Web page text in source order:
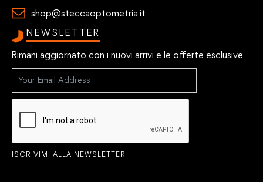
shop@steccaoptometria.it
NEWSLETTER
Rimani aggiornato con i nuovi arrivi e le offerte esclusive
ISCRIVIMI ALLA NEWSLETTER